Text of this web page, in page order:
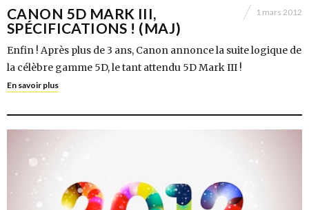
CANON 5D MARK III,
SPÉCIFICATIONS ! (MAJ)
1 mars 2012
Enfin ! Après plus de 3 ans, Canon annonce la suite logique de
la célèbre gamme 5D, le tant attendu 5D Mark III !
En savoir plus